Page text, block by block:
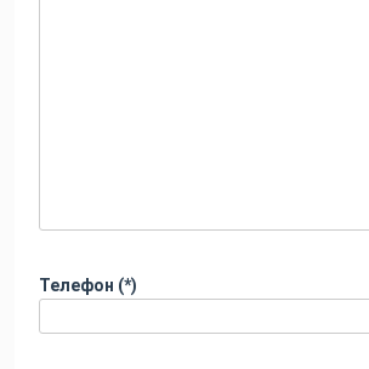
Телефон (*)